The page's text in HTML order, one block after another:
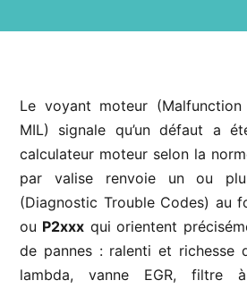
Le voyant moteur
MIL) signale qu’un défaut a
calculateur moteur selon la
par valise renvoie un ou
(Diagnostic Trouble Codes) au
ou P2xxx qui orientent
de pannes : ralenti et richesse
lambda, vanne EGR, filtre